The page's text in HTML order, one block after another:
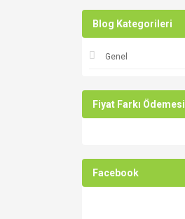
Blog Kategorileri
Genel
Fiyat Farkı Ödemesi
Facebook